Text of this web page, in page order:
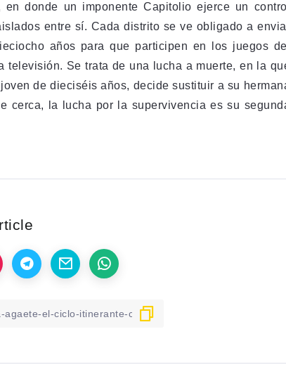
donde un imponente Capitolio ejerce un control
entre sí. Cada distrito se ve obligado a
años para que participen en los juegos del
televisión. Se trata de una lucha a muerte, en la
de dieciséis años, decide sustituir a su
cerca, la lucha por la supervivencia es su